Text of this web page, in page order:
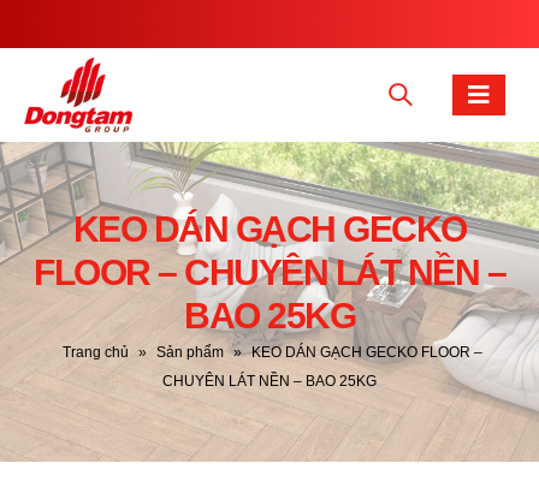
KEO DÁN GẠCH GECKO
FLOOR – CHUYÊN LÁT NỀN –
BAO 25KG
Trang chủ » Sản phẩm » KEO DÁN GẠCH GECKO FLOOR –
CHUYÊN LÁT NỀN – BAO 25KG